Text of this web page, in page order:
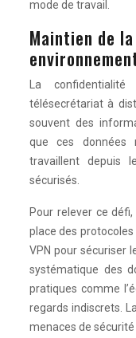
mode de travail.
Maintien de
La
télésecrétariat à
souvent des
que ces données
travaillent depuis
sécurisés.
Pour relever ce
place des protocoles
VPN pour sécuriser
systématique des
pratiques comme
regards indiscrets.
menaces de